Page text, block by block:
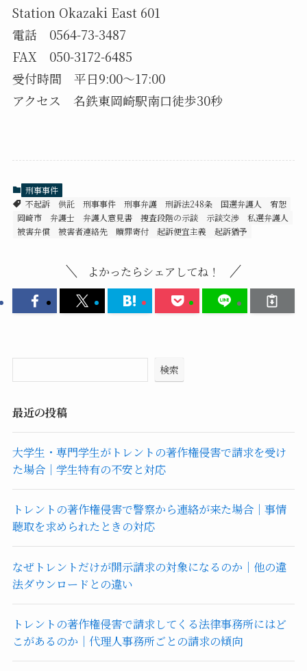
Station Okazaki East 601
電話 0564-73-3487
FAX 050-3172-6485
受付時間 平日9:00〜17:00
アクセス 名鉄東岡崎駅南口徒歩30秒
刑事事件
不起訴
供託 刑事事件 刑事弁護 刑訴法248条 国選弁護人
宥恕
岡崎市 弁護士
弁護人意見書 捜査段階の示談 示談交渉
私選弁護人
被害弁償
被害者連絡先 贖罪寄付 起訴便宜主義 起訴猶予
よかったらシェアしてね！
検索
最近の投稿
大学生・専門学生がトレントの著作権侵害で請求を受け
た場合｜学生特有の不安と対応
トレントの著作権侵害で警察から連絡が来た場合｜事情
聴取を求められたときの対応
なぜトレントだけが開示請求の対象になるのか｜他の違
法ダウンロードとの違い
トレントの著作権侵害で請求してくる法律事務所にはど
こがあるのか｜代理人事務所ごとの請求の傾向